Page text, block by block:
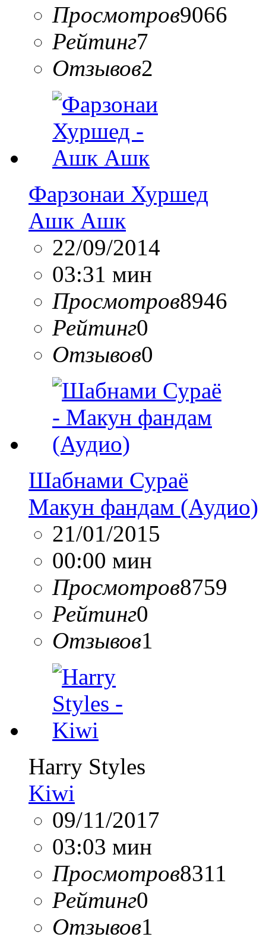
Просмотров9066
Рейтинг7
Отзывов2
Фарзонаи Хуршед
Ашк Ашк
22/09/2014
03:31 мин
Просмотров8946
Рейтинг0
Отзывов0
Шабнами Сураё
Макун фандам (Аудио)
21/01/2015
00:00 мин
Просмотров8759
Рейтинг0
Отзывов1
Harry Styles
Kiwi
09/11/2017
03:03 мин
Просмотров8311
Рейтинг0
Отзывов1